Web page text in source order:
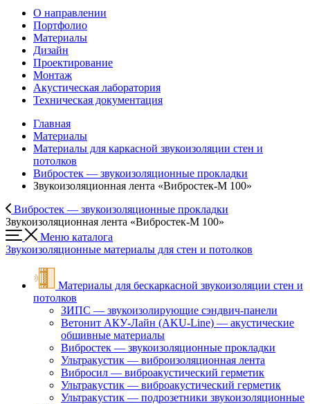
О направлении
Портфолио
Материалы
Дизайн
Проектирование
Монтаж
Акустическая лаборатория
Техническая документация
Главная
Материалы
Материалы для каркасной звукоизоляции стен и
потолков
Вибростек — звукоизоляционные прокладки
Звукоизоляционная лента «Вибростек-М 100»
Вибростек — звукоизоляционные прокладки
Звукоизоляционная лента «Вибростек-М 100»
Меню каталога
Звукоизоляционные материалы для стен и потолков
Материалы для бескаркасной звукоизоляции стен и
потолков
ЗИПС — звукоизолирующие cэндвич-панели
Ветонит АКУ-Лайн (AKU-Line) — акустические
обшивные материалы
Вибростек — звукоизоляционные прокладки
Ультракустик — виброизоляционная лента
Вибросил — виброакустический герметик
Ультракустик — виброакустический герметик
Ультракустик — подрозетники звукоизоляционные